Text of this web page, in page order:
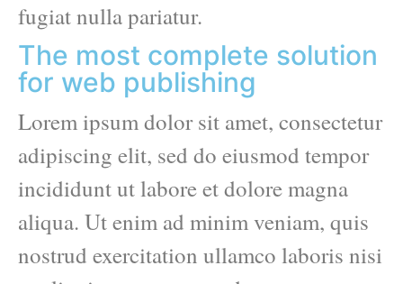
fugiat nulla pariatur.
The most complete solution
for web publishing
Lorem ipsum dolor sit amet, consectetur
adipiscing elit, sed do eiusmod tempor
incididunt ut labore et dolore magna
aliqua. Ut enim ad minim veniam, quis
nostrud exercitation ullamco laboris nisi